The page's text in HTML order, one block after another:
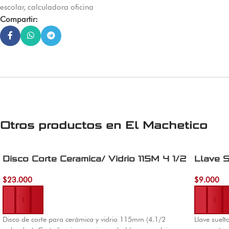
escolar, calculadora oficina
Compartir:
Otros productos en El Machetico
Disco Corte Ceramica/ Vidrio 115M 4 1/2
$23.000
Añadir al carrito
Disco de corte para cerámica y vidrio 115mm (4.1/2
Llave
$9.000
Añadir al
Llave